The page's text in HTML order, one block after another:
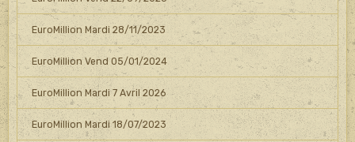
EuroMillion Mardi 28/11/2023
EuroMillion Vend 05/01/2024
EuroMillion Mardi 7 Avril 2026
EuroMillion Mardi 18/07/2023